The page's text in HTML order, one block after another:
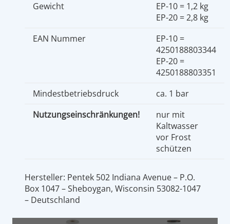
Gewicht
EP-10 = 1,2 kg
EP-20 = 2,8 kg
EAN Nummer
EP-10 =
4250188803344
EP-20 =
4250188803351
Mindestbetriebsdruck
ca. 1 bar
Nutzungseinschränkungen!
nur mit
Kaltwasser
vor Frost
schützen
Hersteller: Pentek 502 Indiana Avenue – P.O.
Box 1047 – Sheboygan, Wisconsin 53082-1047
– Deutschland